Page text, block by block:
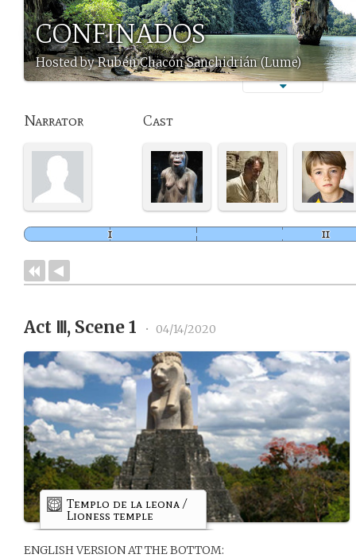
CONFINADOS
Hosted by Rubén Chacón Sanchidrián (Lume)
Narrator Cast
Act Ⅲ, Scene 1 • 04/14/2020
Templo de la leona /
Lioness temple
ENGLISH VERSION AT THE BOTTOM: